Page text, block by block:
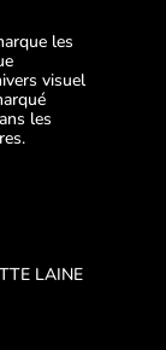
les
visuel
les
LAINE